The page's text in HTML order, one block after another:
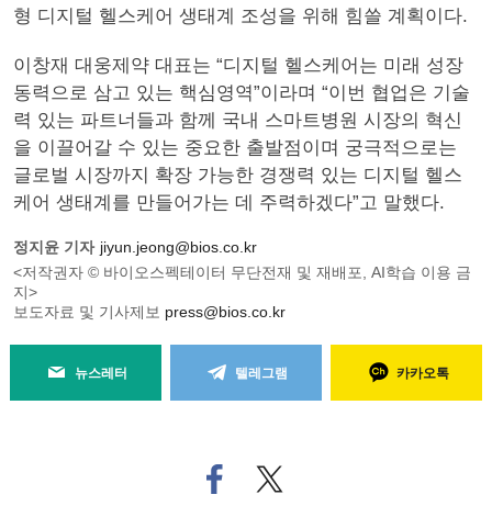
형 디지털 헬스케어 생태계 조성을 위해 힘쓸 계획이다.
이창재 대웅제약 대표는 “디지털 헬스케어는 미래 성장
동력으로 삼고 있는 핵심영역”이라며 “이번 협업은 기술
력 있는 파트너들과 함께 국내 스마트병원 시장의 혁신
을 이끌어갈 수 있는 중요한 출발점이며 궁극적으로는
글로벌 시장까지 확장 가능한 경쟁력 있는 디지털 헬스
케어 생태계를 만들어가는 데 주력하겠다”고 말했다.
정지윤 기자 jiyun.jeong@bios.co.kr
<저작권자 © 바이오스펙테이터 무단전재 및 재배포, AI학습 이용 금
지>
보도자료 및 기사제보 press@bios.co.kr
뉴스레터 텔레그램 카카오톡
페
이
트위
터로